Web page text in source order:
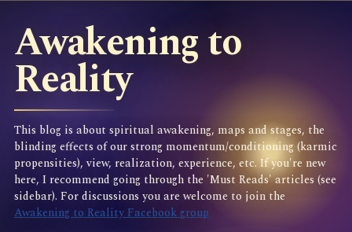
Awakening to
Reality
This blog is about spiritual awakening, maps and stages, the
blinding effects of our strong momentum/conditioning (karmic
propensities), view, realization, experience, etc. If you're new
here, I recommend going through the 'Must Reads' articles (see
sidebar). For discussions you are welcome to join the
Awakening to Reality Facebook group